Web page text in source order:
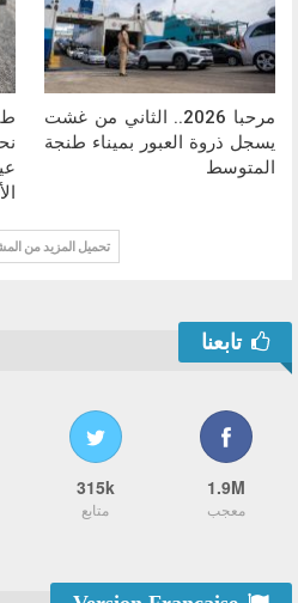
مرحبا 2026.. الثاني من غشت
يسجل ذروة العبور بميناء طنجة
المتوسط
تحميل المزيد من
تابعنا
1.9M
معجب
315k
متابع